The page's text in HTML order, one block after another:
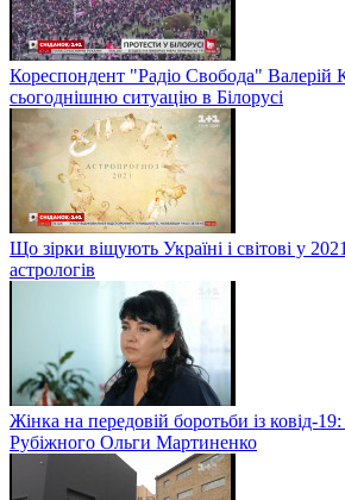
Кореспондент "Радіо Свобода" Валерій
сьогоднішню ситуацію в Білорусі
Що зірки віщують Україні і світові у
астрологів
Жінка на передовій боротьби із ковід-19:
Рубіжного Ольги Мартиненко